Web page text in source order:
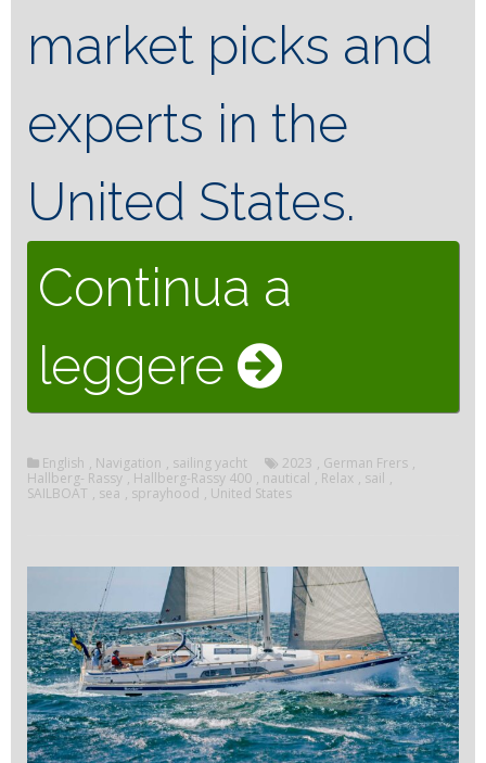
market picks and
experts in the
United States.
Continua a
leggere ““The
new
Rassy
400
English , Navigation , sailing yacht 2023 , German Frers ,
Hallberg- Rassy , Hallberg-Rassy 400 , nautical , Relax , sail ,
SAILBOAT , sea , sprayhood , United States